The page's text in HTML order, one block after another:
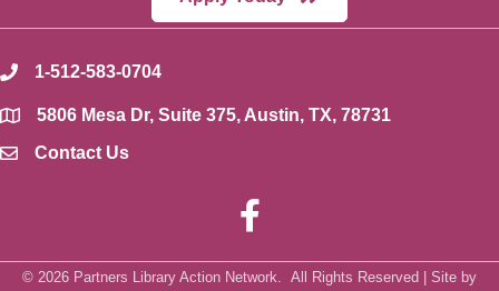
phone1-512-583-0704
location5806 Mesa Dr, Suite 375, Austin, TX, 78731
envelope icon
Contact Us
Facebook
© 2026 Partners Library Action Network.
All Rights Reserved | Site by